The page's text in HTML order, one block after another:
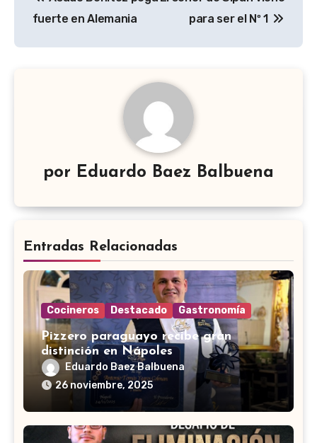
de
entradas
fuerte en Alemania
para ser el Nº 1
por Eduardo Baez Balbuena
Entradas Relacionadas
Cocineros Destacado Gastronomía
Pizzero paraguayo recibe gran
distinción en Nápoles
Eduardo Baez Balbuena
26 noviembre, 2025